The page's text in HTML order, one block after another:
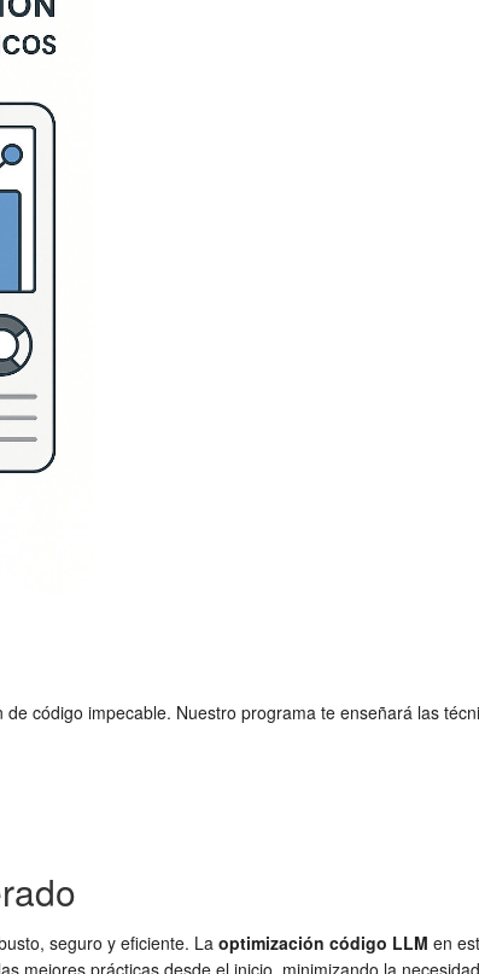
código impecable. Nuestro programa te enseñará las
seguro y eficiente. La optimización código LLM en